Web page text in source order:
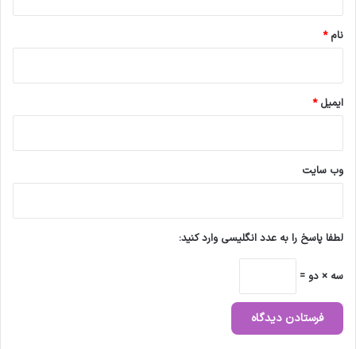
نام*
ایمیل*
وب‌ سایت
لطفا پاسخ را به عدد انگلیسی وارد کنید:
سه × دو =